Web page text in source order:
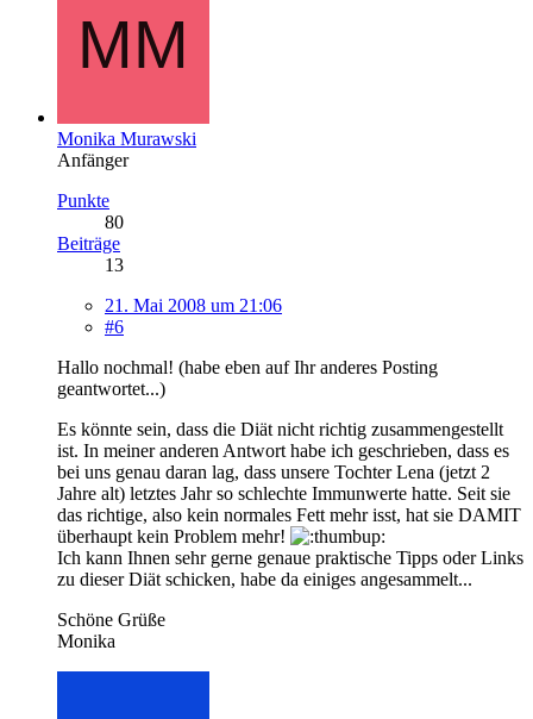
Monika Murawski
Anfänger
Punkte
80
Beiträge
13
21. Mai 2008 um 21:06
#6
Hallo nochmal! (habe eben auf Ihr anderes Posting
geantwortet...)
Es könnte sein, dass die Diät nicht richtig zusammengestellt
ist. In meiner anderen Antwort habe ich geschrieben, dass es
bei uns genau daran lag, dass unsere Tochter Lena (jetzt 2
Jahre alt) letztes Jahr so schlechte Immunwerte hatte. Seit sie
das richtige, also kein normales Fett mehr isst, hat sie DAMIT
überhaupt kein Problem mehr!
Ich kann Ihnen sehr gerne genaue praktische Tipps oder Links
zu dieser Diät schicken, habe da einiges angesammelt...
Schöne Grüße
Monika